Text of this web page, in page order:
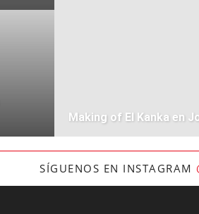
Making of El Kanka en
SÍGUENOS EN INSTAGRAM